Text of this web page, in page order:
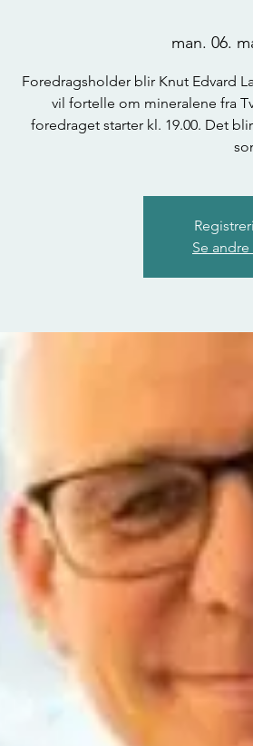
man. 06.
Foredragsholder blir Knut Edvard
vil fortelle om mineralene fra
foredraget starter kl. 19.00. Det
Se